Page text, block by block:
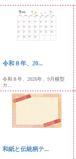
令和８年、20...
令和８年、2026年、9月横型
カ...
和紙と伝統柄テ...